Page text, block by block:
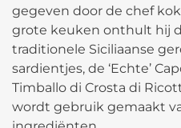
gegeven door de chef
grote keuken onthult hij
traditionele Siciliaanse
sardientjes, de ‘Echte’
Timballo di Crosta di
wordt gebruik gemaakt